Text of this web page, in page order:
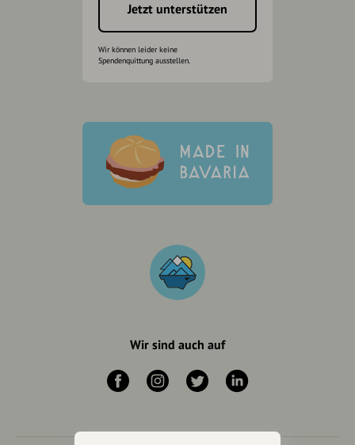
Jetzt unterstützen
Wir können leider keine
Spendenquittung ausstellen.
Wir sind auch auf